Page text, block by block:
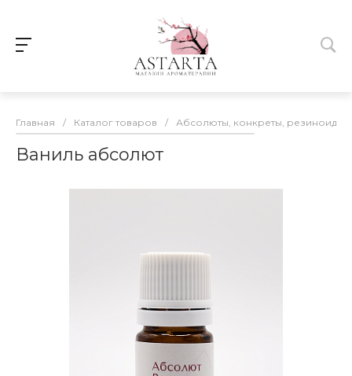
Главная / Каталог товаров / Абсолюты, конкреты, резиноиды
Ваниль абсолют